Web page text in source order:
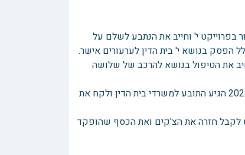
הערעור בפרוייקט י' וחייב את הנתבע לשלם על
את הטיפול בנושא להרכב של שלושה
משהנתבע לא העביר את התשלום על פרוייקט י' לתובע, בתחילת חודש ספטמבר 2024 הגיע התובע למשרדי בית הדין ולקח את
לקבל חזרה את הצ'קים ואת הכסף שהופקד